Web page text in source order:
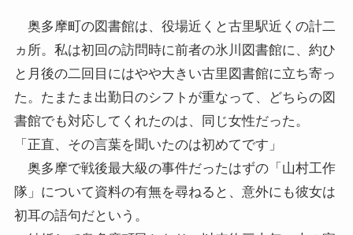
奥多摩町の図書館は、役場近くと古里駅近くの計二
ヵ所。私は初回の訪問時に前者の氷川図書館に、約ひ
と月後の二回目にはやや大きい古里図書館に立ち寄っ
た。たまたま出勤日のシフトが重なって、どちらの図
書館でも対応してくれたのは、同じ女性だった。
「正直、その言葉を聞いたのは初めてです」
奥多摩で戦後最大級の事件だったはずの「山村工作
隊」について資料の有無を尋ねると、意外にも彼女は
初耳の語句だという。